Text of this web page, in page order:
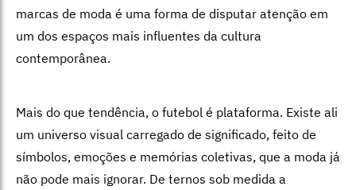
marcas de moda é uma forma de disputar atenção em
um dos espaços mais influentes da cultura
contemporânea.
Mais do que tendência, o futebol é plataforma. Existe ali
um universo visual carregado de significado, feito de
símbolos, emoções e memórias coletivas, que a moda já
não pode mais ignorar. De ternos sob medida a